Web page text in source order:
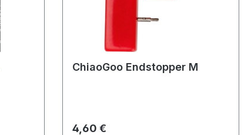
ChiaoGoo Endstopper M
Regulärer Preis:
4,60 €